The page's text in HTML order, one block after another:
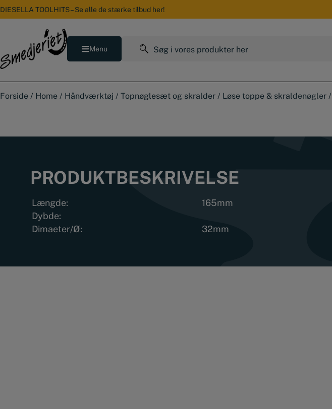
Hop
DIESELLA TOOLHITS – Se alle de stærke tilbud her!
Menu
Søg
efter:
Forside / Home / Håndværktøj / Topnøglesæt og skralder / Løse toppe & skraldenøgler /
PRODUKTBESKRIVELSE
Længde:
165mm
Dybde:
Dimaeter/Ø:
32mm